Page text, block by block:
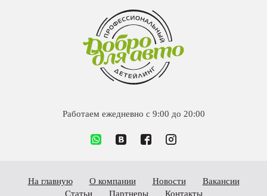
Работаем ежедневно c 9:00 до 20:00
На главную О компании Новости
Вакансии
Статьи
Партнеры Контакты